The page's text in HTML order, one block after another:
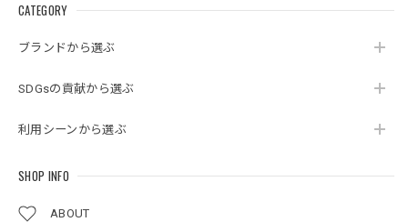
CATEGORY
ブランドから選ぶ
SDGsの貢献から選ぶ
利用シーンから選ぶ
SHOP INFO
ABOUT